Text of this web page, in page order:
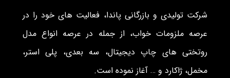
شرکت تولیدی و بازرگانی پاندا، فعالیت های خود را در
عرصه ملزومات خواب، از جمله در عرصه انواع مدل
روتختی های چاپ دیجیتال، سه بعدی، پلی استر،
مخمل، ژاکارد و … آغاز نموده است.